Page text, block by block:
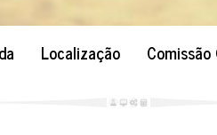
Localização